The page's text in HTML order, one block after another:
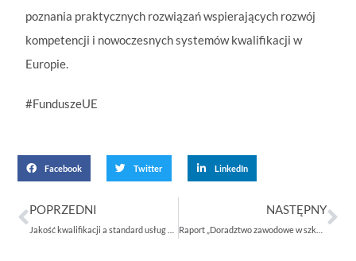
poznania praktycznych rozwiązań wspierających rozwój
kompetencji i nowoczesnych systemów kwalifikacji w
Europie.
#FunduszeUE
Facebook Twitter LinkedIn
POPRZEDNI NASTĘPNY